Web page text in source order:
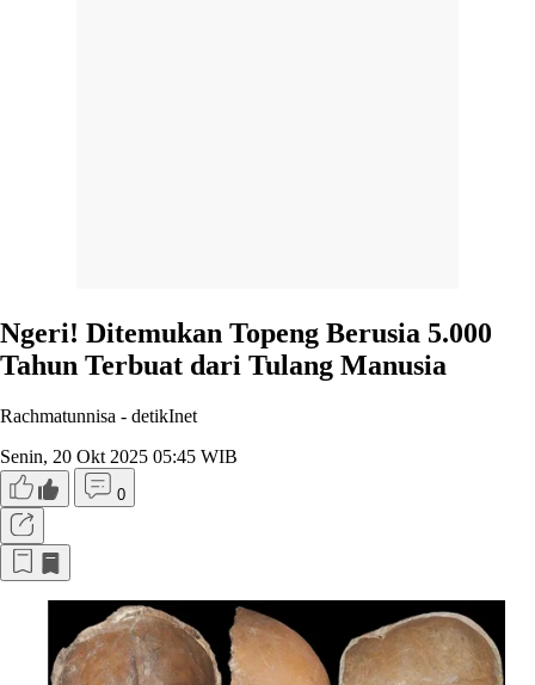
Ngeri! Ditemukan Topeng Berusia 5.000
Tahun Terbuat dari Tulang Manusia
Rachmatunnisa - detikInet
Senin, 20 Okt 2025 05:45 WIB
0